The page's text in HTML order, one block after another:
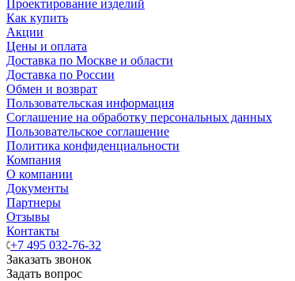
Проектирование изделий
Как купить
Акции
Цены и оплата
Доставка по Москве и области
Доставка по России
Обмен и возврат
Пользовательская информация
Соглашение на обработку персональных данных
Пользовательское соглашение
Политика конфиденциальности
Компания
О компании
Документы
Партнеры
Отзывы
Контакты
+7 495 032-76-32
Заказать звонок
Задать вопрос